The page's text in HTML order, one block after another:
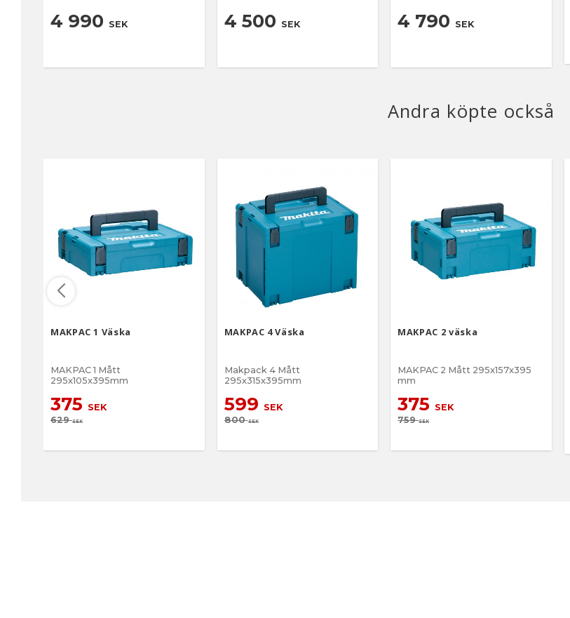
4 990 SEK 4 500 SEK 4 790 SEK
Andra köpte också
MAKPAC 1 Väska
MAKPAC 1 Mått
295x105x395mm
375 SEK
629SEK
MAKPAC 4 Väska
Makpack 4 Mått
295x315x395mm
599 SEK
800SEK
MAKPAC 2 väska
MAKPAC 2 Mått 295x157x395
mm
375 SEK
759SEK